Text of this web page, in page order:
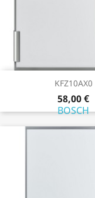
KFZ10AX0
58,00 €
BOSCH